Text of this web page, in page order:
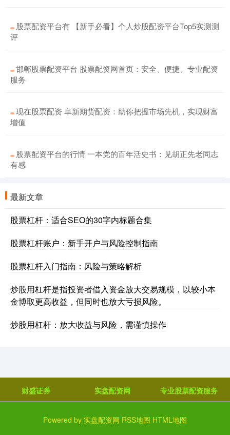
股票配资平台有 【新手必看】个人炒股配资平台Top5实测测
评
邯郸股票配资平台 股票配资网首页：安全、便捷、专业配资
服务
现在股票配资 阜新期货配资：助你把握市场先机，实现财富
增值
股票配资平台的行情 一本党的百年活史书：见胡正先老同志
有感
最新文章
股票杠杆：适合SEO的30字内标题合集
股票杠杆账户：新手开户与风险控制指南
股票杠杆入门指南：风险与策略解析
炒股用杠杆是指投资者借入资金放大交易规模，以较小本
金博取更高收益，但同时也放大亏损风险。
炒股用杠杆：放大收益与风险，需谨慎操作
财盛证券 实盘配资网 专业股票配资服务
Powered by 实盘配资网 RSS地图 HTML地图